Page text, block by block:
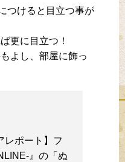
つけると目立つ事が
更に目立つ！
よし、部屋に飾っ
レポート】フ
』の「ぬ